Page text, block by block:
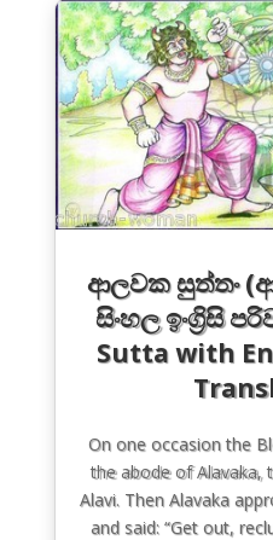
ආලවක සුත්තං
සිංහල ඉංග්‍රිසි
Sutta with
On one occasion the
the abode of Alavaka,
Alavi. Then Alavaka
and said: “Get out,